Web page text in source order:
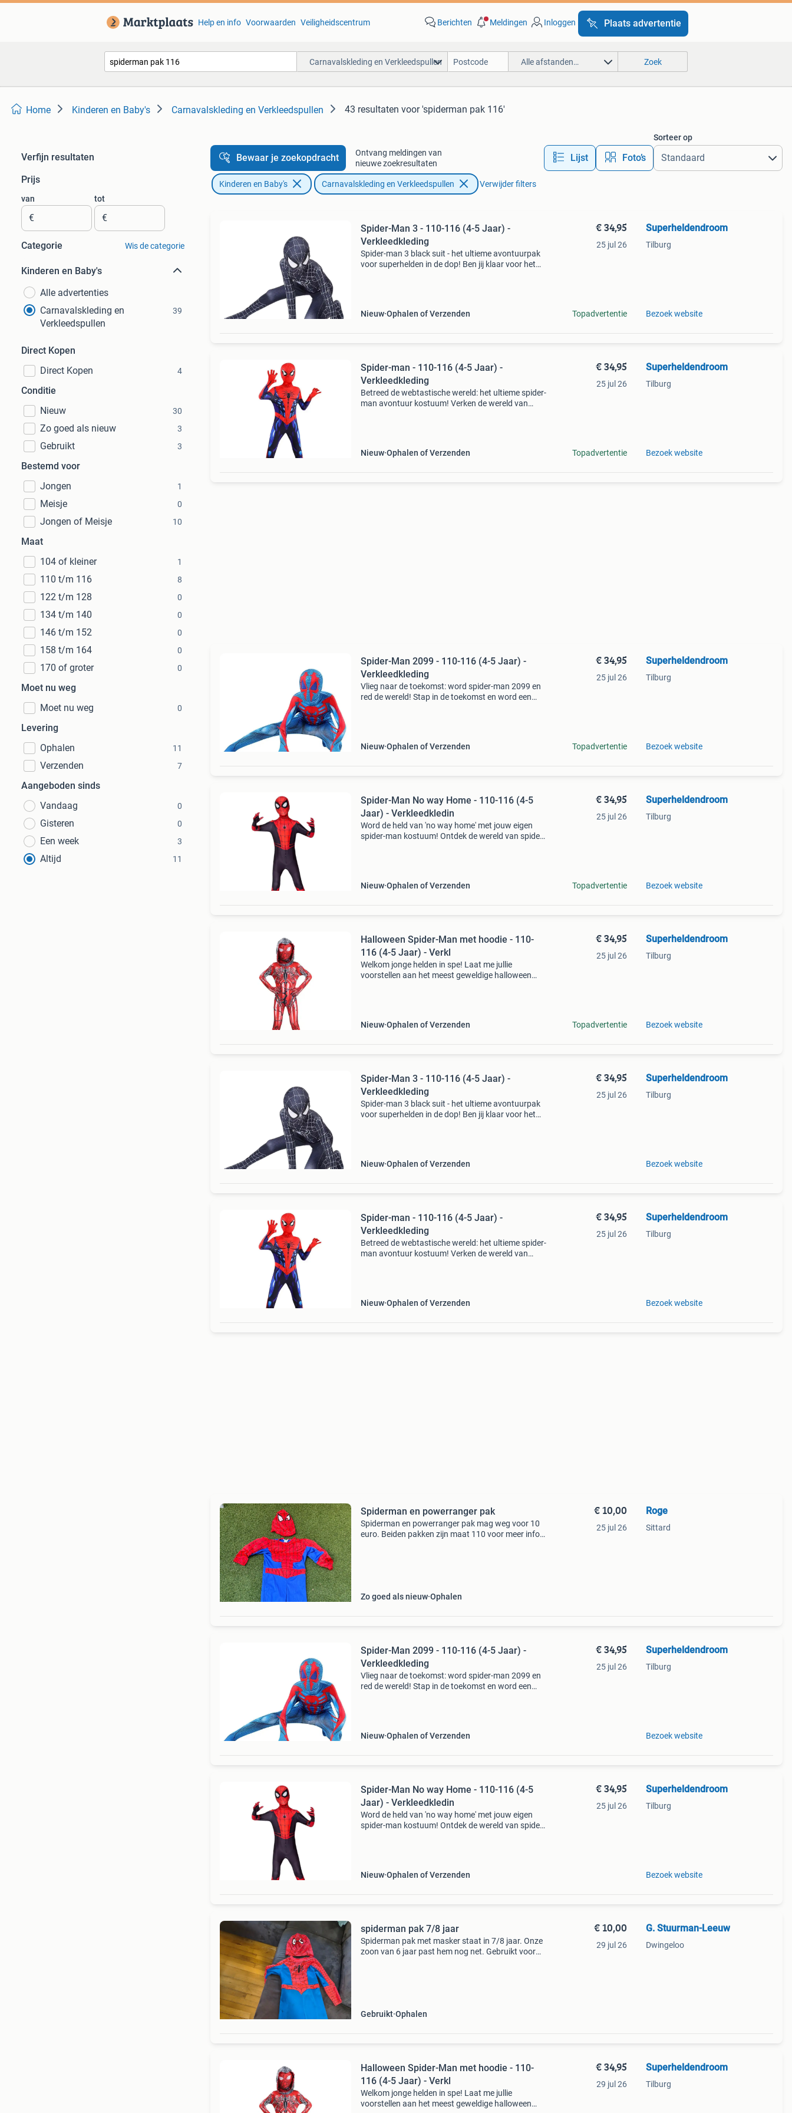
Help en info Voorwaarden Veiligheidscentrum Berichten Meldingen Inloggen Plaats advertentie
Carnavalskleding en Verkleedspullen Alle afstanden… Zoek
Home Kinderen en Baby's Carnavalskleding en Verkleedspullen 43 resultaten voor 'spiderman pak 116'
Verfijn resultaten
Prijs
van
€
tot
€
Categorie Wis de categorie
Kinderen en Baby's
Alle advertenties
Carnavalskleding en
Verkleedspullen
39
Direct Kopen
Direct Kopen
4
Conditie
Nieuw
30
Zo goed als nieuw 3
Gebruikt 3
Bestemd voor
Jongen
1
Meisje 0
Jongen of Meisje 10
Maat
104 of kleiner
1
110 t/m 116 8
122 t/m 128 0
134 t/m 140 0
146 t/m 152 0
158 t/m 164 0
170 of groter 0
Moet nu weg
Moet nu weg
0
Levering
Ophalen
11
Verzenden 7
Aangeboden sinds
Vandaag
0
Gisteren 0
Een week 3
Altijd 11
Bewaar je zoekopdracht
Ontvang meldingen van
nieuwe zoekresultaten
Lijst Foto’s
Sorteer op
Kinderen en Baby's Carnavalskleding en Verkleedspullen Verwijder filters
Spider-Man 3 - 110-116 (4-5 Jaar) -
Verkleedkleding
Spider-man 3 black suit - het ultieme avontuurpak
voor superhelden in de dop! Ben jij klaar voor het
Nieuw Ophalen of Verzenden
€ 34,95
25 jul 26
Topadvertentie
Superheldendroom
Tilburg
Bezoek website
Spider-man - 110-116 (4-5 Jaar) -
Verkleedkleding
Betreed de webtastische wereld: het ultieme spider-
man avontuur kostuum! Verken de wereld van
Nieuw Ophalen of Verzenden
€ 34,95
25 jul 26
Topadvertentie
Superheldendroom
Tilburg
Bezoek website
Spider-Man 2099 - 110-116 (4-5 Jaar) -
Verkleedkleding
Vlieg naar de toekomst: word spider-man 2099 en
red de wereld! Stap in de toekomst en word een
Nieuw Ophalen of Verzenden
€ 34,95
25 jul 26
Topadvertentie
Superheldendroom
Tilburg
Bezoek website
Spider-Man No way Home - 110-116 (4-5
Jaar) - Verkleedkledin
Word de held van 'no way home' met jouw eigen
spider-man kostuum! Ontdek de wereld van spider-
Nieuw Ophalen of Verzenden
€ 34,95
25 jul 26
Topadvertentie
Superheldendroom
Tilburg
Bezoek website
Halloween Spider-Man met hoodie - 110-
116 (4-5 Jaar) - Verkl
Welkom jonge helden in spe! Laat me jullie
voorstellen aan het meest geweldige halloween
Nieuw Ophalen of Verzenden
€ 34,95
25 jul 26
Topadvertentie
Superheldendroom
Tilburg
Bezoek website
Spider-Man 3 - 110-116 (4-5 Jaar) -
Verkleedkleding
Spider-man 3 black suit - het ultieme avontuurpak
voor superhelden in de dop! Ben jij klaar voor het
Nieuw Ophalen of Verzenden
€ 34,95
25 jul 26
Superheldendroom
Tilburg
Bezoek website
Spider-man - 110-116 (4-5 Jaar) -
Verkleedkleding
Betreed de webtastische wereld: het ultieme spider-
man avontuur kostuum! Verken de wereld van
Nieuw Ophalen of Verzenden
€ 34,95
25 jul 26
Superheldendroom
Tilburg
Bezoek website
Spiderman en powerranger pak
Spiderman en powerranger pak mag weg voor 10
euro. Beiden pakken zijn maat 110 voor meer info
Zo goed als nieuw Ophalen
€ 10,00
25 jul 26
Roge
Sittard
Spider-Man 2099 - 110-116 (4-5 Jaar) -
Verkleedkleding
Vlieg naar de toekomst: word spider-man 2099 en
red de wereld! Stap in de toekomst en word een
Nieuw Ophalen of Verzenden
€ 34,95
25 jul 26
Superheldendroom
Tilburg
Bezoek website
Spider-Man No way Home - 110-116 (4-5
Jaar) - Verkleedkledin
Word de held van 'no way home' met jouw eigen
spider-man kostuum! Ontdek de wereld van spider-
Nieuw Ophalen of Verzenden
€ 34,95
25 jul 26
Superheldendroom
Tilburg
Bezoek website
spiderman pak 7/8 jaar
Spiderman pak met masker staat in 7/8 jaar. Onze
zoon van 6 jaar past hem nog net. Gebruikt voor
Gebruikt Ophalen
€ 10,00
29 jul 26
G. Stuurman-Leeuw
Dwingeloo
Halloween Spider-Man met hoodie - 110-
116 (4-5 Jaar) - Verkl
Welkom jonge helden in spe! Laat me jullie
voorstellen aan het meest geweldige halloween
€ 34,95
29 jul 26
Superheldendroom
Tilburg